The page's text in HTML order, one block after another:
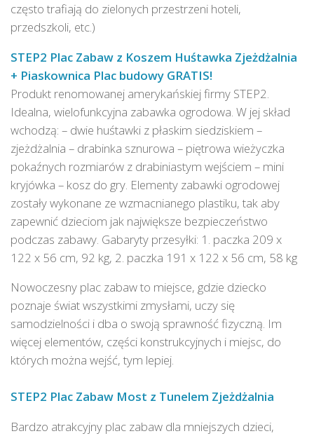
często trafiają do zielonych przestrzeni hoteli,
przedszkoli, etc.)
STEP2 Plac Zabaw z Koszem Huśtawka Zjeżdżalnia
+ Piaskownica Plac budowy GRATIS!
Produkt renomowanej amerykańskiej firmy STEP2.
Idealna, wielofunkcyjna zabawka ogrodowa. W jej skład
wchodzą: – dwie huśtawki z płaskim siedziskiem –
zjeżdżalnia – drabinka sznurowa – piętrowa wieżyczka
pokaźnych rozmiarów z drabiniastym wejściem – mini
kryjówka – kosz do gry. Elementy zabawki ogrodowej
zostały wykonane ze wzmacnianego plastiku, tak aby
zapewnić dzieciom jak największe bezpieczeństwo
podczas zabawy. Gabaryty przesyłki: 1. paczka 209 x
122 x 56 cm, 92 kg, 2. paczka 191 x 122 x 56 cm, 58 kg
Nowoczesny plac zabaw to miejsce, gdzie dziecko
poznaje świat wszystkimi zmysłami, uczy się
samodzielności i dba o swoją sprawność fizyczną. Im
więcej elementów, części konstrukcyjnych i miejsc, do
których można wejść, tym lepiej.
STEP2 Plac Zabaw Most z Tunelem Zjeżdżalnia
Bardzo atrakcyjny plac zabaw dla mniejszych dzieci,